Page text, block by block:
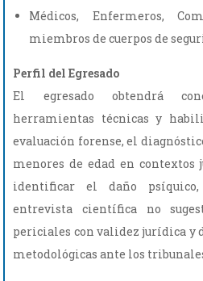
Médicos, Enfermeros,
miembros de cuerpos de
Perfil del Egresado
El egresado obtendrá
herramientas técnicas y
evaluación forense, el
menores de edad en contextos
identificar el daño
entrevista científica no
periciales con validez jurídica y
metodológicas ante los